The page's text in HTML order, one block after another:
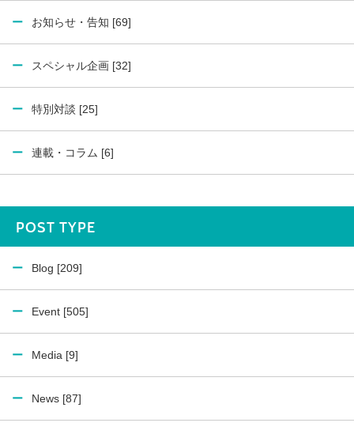
お知らせ・告知 [69]
スペシャル企画 [32]
特別対談 [25]
連載・コラム [6]
POST TYPE
Blog [209]
Event [505]
Media [9]
News [87]